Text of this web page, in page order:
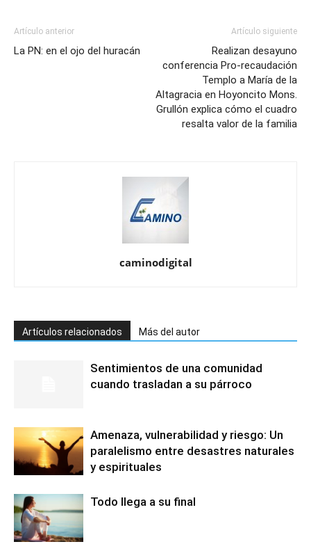
Artículo anterior
La PN: en el ojo del huracán
Artículo siguiente
Realizan desayuno
conferencia Pro-recaudación
Templo a María de la
Altagracia en Hoyoncito Mons.
Grullón explica cómo el cuadro
resalta valor de la familia
caminodigital
Artículos relacionados Más del autor
Sentimientos de una comunidad
cuando trasladan a su párroco
Amenaza, vulnerabilidad y riesgo: Un
paralelismo entre desastres naturales
y espirituales
Todo llega a su final